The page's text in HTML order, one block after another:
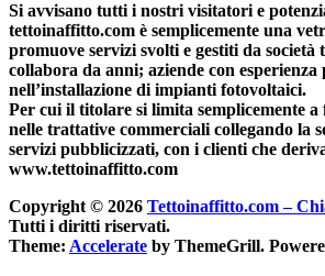
Si avvisano tutti i nostri visitatori e
tettoinaffitto.com è semplicemente una
promuove servizi svolti e gestiti da società
collabora da anni; aziende con
nell’installazione di impianti fotovoltaici.
Per cui il titolare si limita semplicemente
nelle trattative commerciali collegando la
servizi pubblicizzati, con i clienti che
www.tettoinaffitto.com
Copyright © 2026 Tettoinaffitto.com –
Tutti i diritti riservati.
Theme: Accelerate by ThemeGrill.